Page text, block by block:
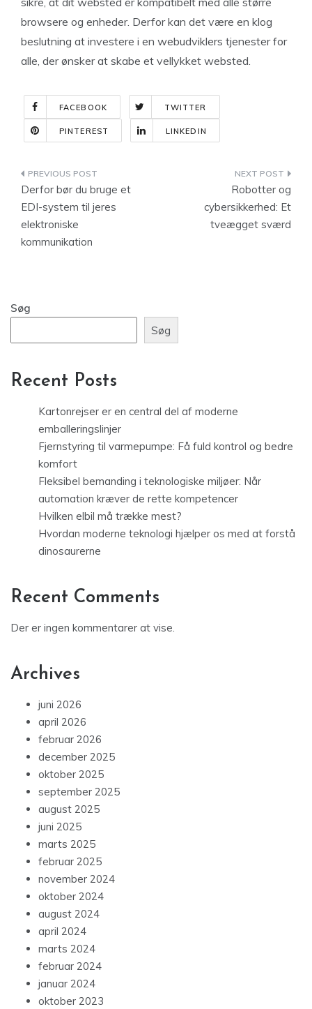
browsere og enheder. Derfor kan det være en klog
beslutning at investere i en webudviklers tjenester for
alle, der ønsker at skabe et vellykket websted.
FACEBOOK TWITTER
PINTEREST LINKEDIN
Indlægsnavigation
Derfor bør du bruge et
EDI-system til jeres
elektroniske
kommunikation
Robotter og
cybersikkerhed: Et
tveægget sværd
Søg
Søg
Recent Posts
Kartonrejser er en central del af moderne
emballeringslinjer
Fjernstyring til varmepumpe: Få fuld kontrol og bedre
komfort
Fleksibel bemanding i teknologiske miljøer: Når
automation kræver de rette kompetencer
Hvilken elbil må trække mest?
Hvordan moderne teknologi hjælper os med at forstå
dinosaurerne
Recent Comments
Der er ingen kommentarer at vise.
Archives
juni 2026
april 2026
februar 2026
december 2025
oktober 2025
september 2025
august 2025
juni 2025
marts 2025
februar 2025
november 2024
oktober 2024
august 2024
april 2024
marts 2024
februar 2024
januar 2024
oktober 2023